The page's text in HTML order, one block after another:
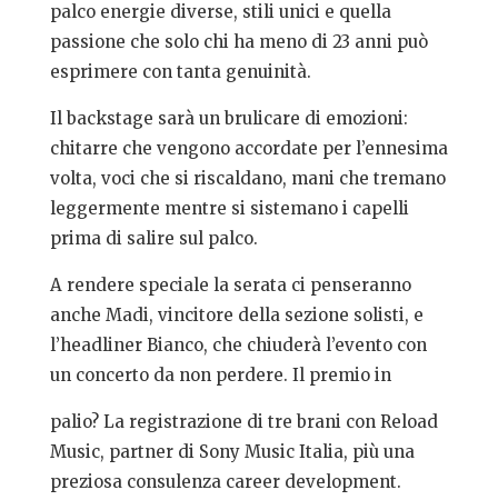
palco energie diverse, stili unici e quella
passione che solo chi ha meno di 23 anni può
esprimere con tanta genuinità.
Il backstage sarà un brulicare di emozioni:
chitarre che vengono accordate per l’ennesima
volta, voci che si riscaldano, mani che tremano
leggermente mentre si sistemano i capelli
prima di salire sul palco.
A rendere speciale la serata ci penseranno
anche Madi, vincitore della sezione solisti, e
l’headliner Bianco, che chiuderà l’evento con
un concerto da non perdere. Il premio in
palio? La registrazione di tre brani con Reload
Music, partner di Sony Music Italia, più una
preziosa consulenza career development.